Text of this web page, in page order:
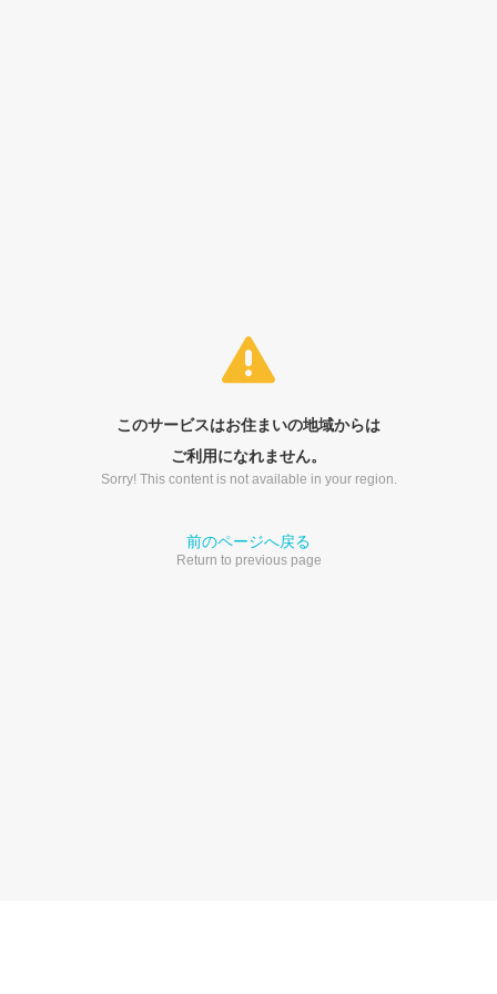
このサービスはお住まいの地域からは
ご利用になれません。
Sorry! This content is not available in your region.
前のページへ戻る
Return to previous page